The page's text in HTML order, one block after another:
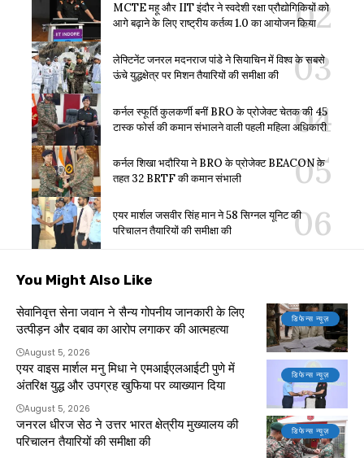
MCTE महू और IIT इंदौर ने स्वदेशी रक्षा प्रौद्योगिकियों को
आगे बढ़ाने के लिए राष्ट्रीय कर्तव्य 1.0 का आयोजन किया
लेफ्टिनेंट जनरल मदनराज पांडे ने सियाचिन में विश्व के सबसे
ऊंचे युद्धक्षेत्र पर मिशन तैयारियों की समीक्षा की
कर्नल स्फूर्ति कुलकर्णी बनीं BRO के प्रोजेक्ट चेतक की 45
टास्क फोर्स की कमान संभालने वाली पहली महिला अधिकारी
कर्नल शिखा भदौरिया ने BRO के प्रोजेक्ट BEACON के
तहत 32 BRTF की कमान संभाली
एयर मार्शल जसवीर सिंह मान ने 58 सिग्नल यूनिट की
परिचालन तैयारियों की समीक्षा की
You Might Also Like
डिफेन्स न्यूज़
सेवानिवृत्त सेना जवान ने सैन्य गोपनीय जानकारी के लिए
उत्पीड़न और दबाव का आरोप लगाकर की आत्महत्या
August 5, 2026
डिफेन्स न्यूज़
एयर वाइस मार्शल मनु मिधा ने एमआईएलआईटी पुणे में
अंतरिक्ष युद्ध और उपग्रह खुफिया पर व्याख्यान दिया
August 5, 2026
डिफेन्स न्यूज़
जनरल धीरज सेठ ने उत्तर भारत क्षेत्रीय मुख्यालय की
परिचालन तैयारियों की समीक्षा की